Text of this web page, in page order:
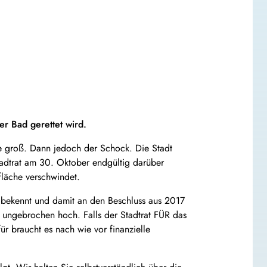
Bad gerettet wird.
groß. Dann jedoch der Schock. Die Stadt
am 30. Oktober endgültig darüber
verschwindet.
und damit an den Beschluss aus 2017
hoch. Falls der Stadtrat FÜR das
braucht es nach wie vor finanzielle